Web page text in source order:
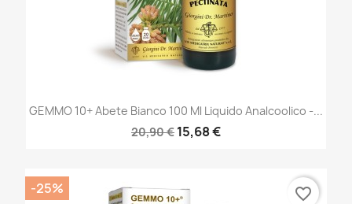
GEMMO 10+ Abete Bianco 100 Ml Liquido Analcoolico -...
20,90 € 15,68 €
-25% favorite_border